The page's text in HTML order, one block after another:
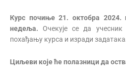
Курс почиње 21. октобра 2024.
недеља. Очекује се да
похађању курса и изради
Циљеви које ће полазници да